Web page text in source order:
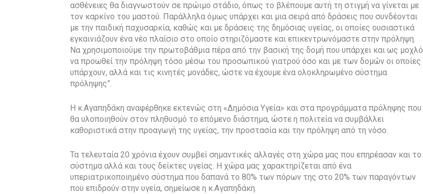
ασθένειες θα διαγνωστούν σε πρώιμο στάδιο, όπως το βλέπουμε αυτή τη στιγμή να γίνεται με
τον καρκίνο του μαστού. Παράλληλα όμως υπάρχει και μια σειρά από δράσεις που συνδέονται
με την παιδική παχυσαρκία, καθώς και με δράσεις της δημόσιας υγείας, οι οποίες ουσιαστικά
εγκαινιάζουν ένα νέο πλαίσιο στο οποίο στηριζόμαστε και επικεντρωνόμαστε στην πρόληψη.
Να χρησιμοποιούμε την πρωτοβάθμια πέρα από την βασική της δομή που υπάρχει και ως μοχλό
να προωθεί την πρόληψη τόσο μέσω του προσωπικού γιατρού όσο και με των δομών οι οποίες
υπάρχουν, αλλά και τις κινητές μονάδες, ώστε να έχουμε ένα ολοκληρωμένο σύστημα
πρόληψης”.
Η κ.Αγαπηδάκη αναφέρθηκε εκτενώς στη «Δημόσια Υγεία» και στα προγράμματα πρόληψης που
θα υλοποιηθούν στον πληθυσμό το επόμενο διάστημα, ώστε η πολιτεία να συμβάλλει
καθοριστικά στην προαγωγή της υγείας, την προστασία και την πρόληψη από τη νόσο.
Τα τελευταία 20 χρόνια έχουν συμβεί σημαντικές αλλαγές στη χώρα μας που επηρέασαν και το
σύστημα αλλά και τους δείκτες υγείας. Η χώρα μας χαρακτηρίζεται από ένα
υπεριατρικοποιημένο σύστημα που δαπανά το 80% των πόρων της στο 20% των παραγόντων
που επιδρούν στην υγεία, σημείωσε η κ.Αγαπηδάκη.